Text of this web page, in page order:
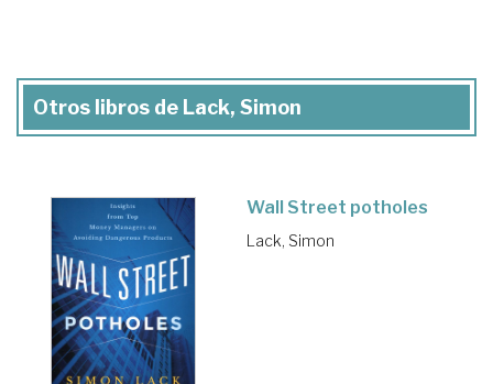
Otros libros de Lack, Simon
Wall Street potholes
Lack, Simon